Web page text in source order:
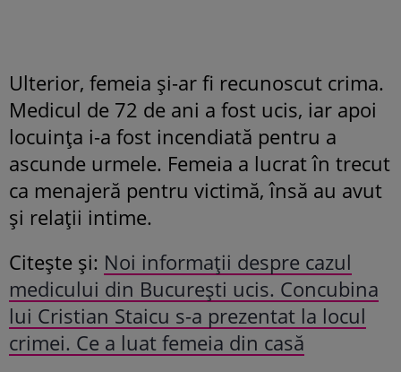
Ulterior, femeia și-ar fi recunoscut crima.
Medicul de 72 de ani a fost ucis, iar apoi
locuința i-a fost incendiată pentru a
ascunde urmele. Femeia a lucrat în trecut
ca menajeră pentru victimă, însă au avut
și relații intime.
Citește și: Noi informații despre cazul
medicului din București ucis. Concubina
lui Cristian Staicu s-a prezentat la locul
crimei. Ce a luat femeia din casă